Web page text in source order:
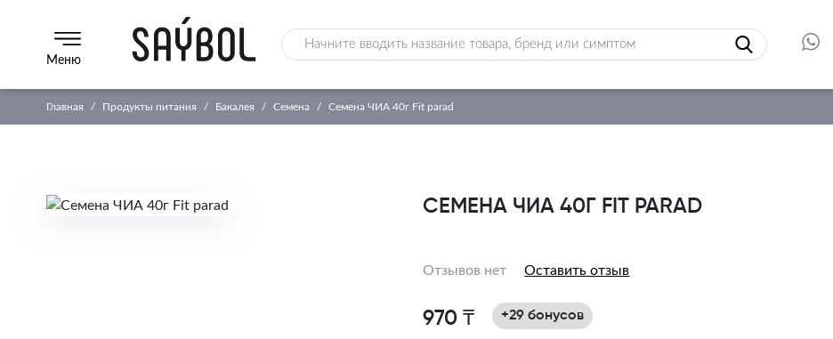
Меню
Главная Продукты питания Бакалея Семена Семена ЧИА 40г Fit parad
СЕМЕНА ЧИА 40Г FIT PARAD
Отзывов нет Оставить отзыв
970 ₸ +29 бонусов